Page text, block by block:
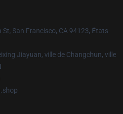
St, San Francisco, CA 94123, États-
Jiayuan, ville de Changchun, ville